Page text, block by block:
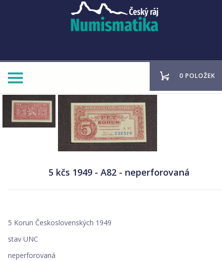
0 POLOŽEK
5 kčs 1949 - A82 - neperforovaná
5 Korun Československých 1949
stav UNC
neperforovaná